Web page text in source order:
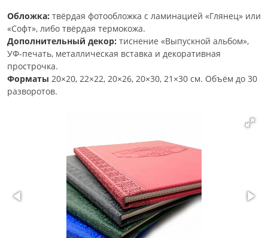
Обложка: твёрдая фотообложка с ламинацией «Глянец» или
«Софт», либо твёрдая термокожа.
Дополнительный декор: тиснение «Выпускной альбом»,
УФ-печать, металлическая вставка и декоративная
прострочка.
Форматы 20×20, 22×22, 20×26, 20×30, 21×30 см. Объём до 30
разворотов.